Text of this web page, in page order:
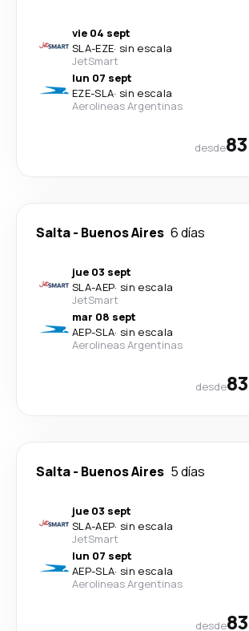
vie 04 sept
SLA-EZE· sin escala
JetSmart
lun 07 sept
EZE-SLA· sin escala
Aerolineas Argentinas
desde
Salta- Buenos Aires 6 días
jue 03 sept
SLA-AEP· sin escala
JetSmart
mar 08 sept
AEP-SLA· sin escala
Aerolineas Argentinas
desde
Salta- Buenos Aires 5 días
jue 03 sept
SLA-AEP· sin escala
JetSmart
lun 07 sept
AEP-SLA· sin escala
Aerolineas Argentinas
desde